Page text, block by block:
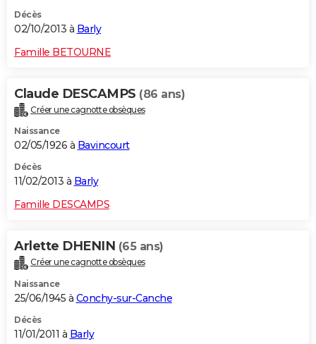
Décès
02/10/2013 à Barly
Famille BETOURNE
Claude DESCAMPS (86 ans)
Créer une cagnotte obsèques
Naissance
02/05/1926 à Bavincourt
Décès
11/02/2013 à Barly
Famille DESCAMPS
Arlette DHENIN (65 ans)
Créer une cagnotte obsèques
Naissance
25/06/1945 à Conchy-sur-Canche
Décès
11/01/2011 à Barly